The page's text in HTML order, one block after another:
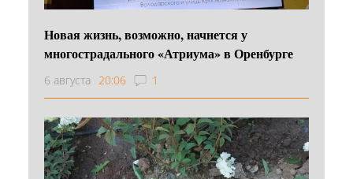
Новая жизнь, возможно, начнется у
многострадального «Атриума» в Оренбурге
6 августа 20:06 1